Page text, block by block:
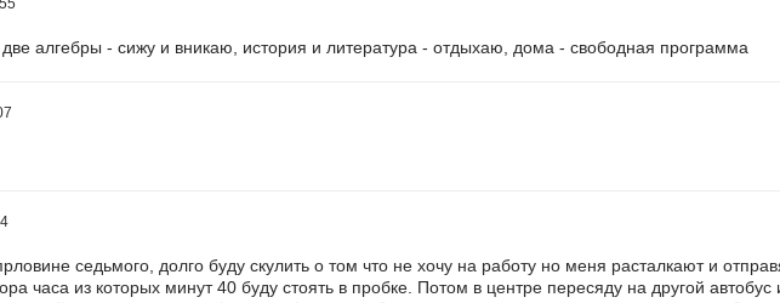
алгебры - сижу и вникаю, история и литература - отдыхаю, дома - свободная программа
седьмого, долго буду скулить о том что не хочу на работу но меня расталкают и
часа из которых минут 40 буду стоять в пробке. Потом в центре пересяду на другой